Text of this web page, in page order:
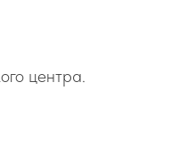
центра.